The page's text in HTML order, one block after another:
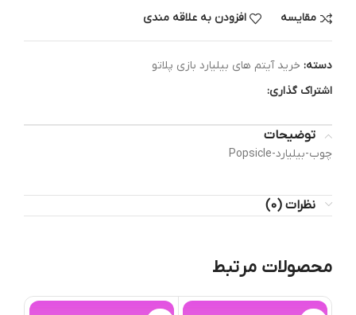
مقایسه افزودن به علاقه مندی
دسته: خرید آیتم های بیلیارد بازی پلاتو
اشتراک گذاری:
توضیحات
چوب-بیلیارد-Popsicle
نظرات (0)
محصولات مرتبط